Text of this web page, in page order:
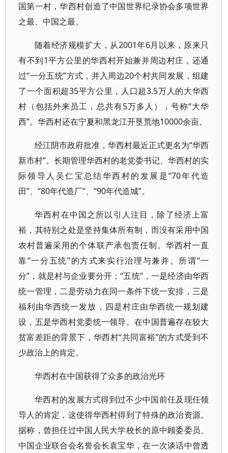
国第一村，华西村创造了中国世界纪录协会多项世界
之最、中国之最。
随着经济规模扩大，从2001年6月以来，原来只
有不到1平方公里的华西村开始兼并周边村庄，还通
过“一分五统”方式，并入周边20个村共同发展，组建
了一个面积超35平方公里，人口超3.5万人的大华西
村（包括外来员工，总共有5万多人），号称“大华
西”。华西村还在宁夏和黑龙江开垦荒地10000余亩。
经江阴市政府批准，华西村最近正式更名为“华西
新市村”。长期管理华西村的老党委书记、华西村的实
际领导人吴仁宝总结华西村的发展是“70年代造
田”、“80年代造厂”、“90年代造城”。
华西村在中国之所以引人注目，除了经济上富
裕，其特别之处是坚持集体所有制，而没有采用中国
农村普遍采用的个体联产承包责任制。华西村一直
靠“一分五统”的方式来实行治理与兼并。所谓“一
分”，就是村与企业要分开；“五统”，一是经济由华西
统一管理，二是劳动力在同一条件下统一安排，三是
福利由华西统一发放，四是村庄由华西统一规划建
设，五是华西村党委统一领导。在中国普遍存在较大
贫富差距的背景下，华西村“共同富裕”的方式受到不
少政治上的肯定。
华西村在中国获得了众多的政治光环
华西村的发展方式得到过不少中国前任及现任领
导人的肯定，这使得华西村得到了特殊的政治资源。
据称，曾担任过中国人民大学校长的原中顾委委员、
中国企业联合会名誉会长袁宝华，在一次谈话中曾透